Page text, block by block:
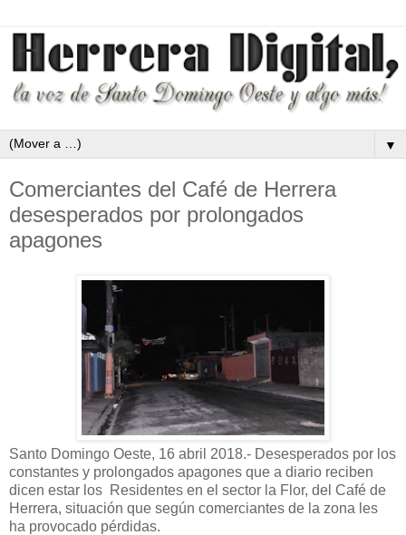
▼
Comerciantes del Café de Herrera
desesperados por prolongados
apagones
Santo Domingo Oeste, 16 abril 2018.- Desesperados por los
constantes y prolongados apagones que a diario reciben
dicen estar los Residentes en el sector la Flor, del Café de
Herrera, situación que según comerciantes de la zona les
ha provocado pérdidas.